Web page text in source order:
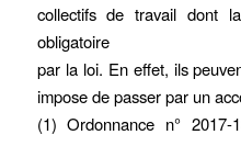
collectifs de travail dont
obligatoire
par la loi. En effet, ils
impose de passer par un
(1) Ordonnance n°